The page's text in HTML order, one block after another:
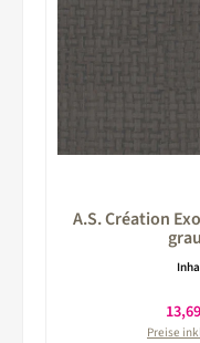
A.S. Création
Preise